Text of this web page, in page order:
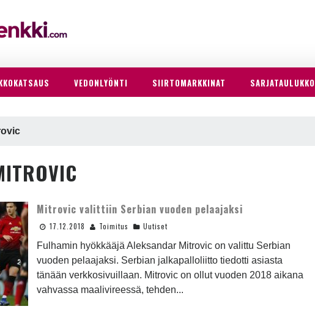
VEDONLYÖNTI SIIRTOMARKKINAT SARJATAULUKKO
Mitrovic valittiin Serbian vuoden pelaajaksi
17.12.2018 Toimitus Uutiset
Fulhamin hyökkääjä Aleksandar Mitrovic on valittu Serbian
vuoden pelaajaksi. Serbian jalkapalloliitto tiedotti asiasta
tänään verkkosivuillaan. Mitrovic on ollut vuoden 2018 aikana
vahvassa maalivireessä, tehden...